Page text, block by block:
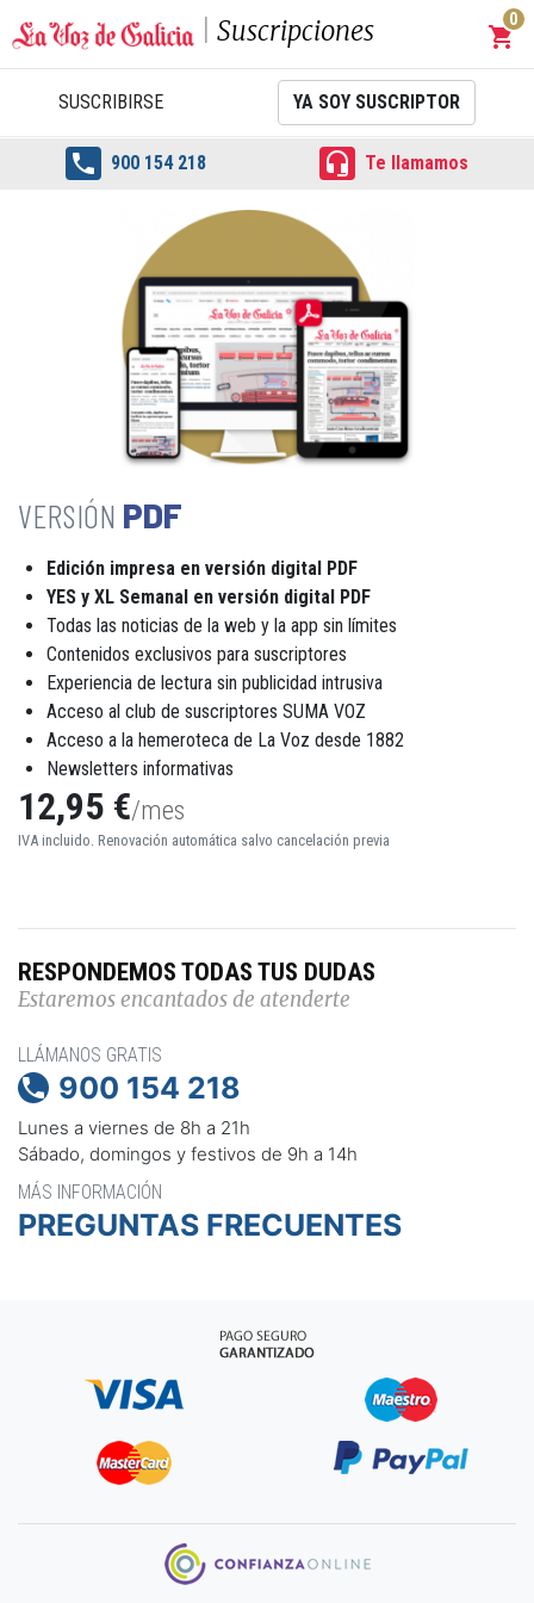
Suscripciones shopping_cart
0
SUSCRIBIRSE YA SOY SUSCRIPTOR
 900 154 218  Te llamamos
PDF
Edición impresa en versión digital PDF
YES y XL Semanal en versión digital PDF
Todas las noticias de la web y la app sin límites
Contenidos exclusivos para suscriptores
Experiencia de lectura sin publicidad intrusiva
Acceso al club de suscriptores SUMA VOZ
Acceso a la hemeroteca de La Voz desde 1882
Newsletters informativas
12,95 €/mes
IVA incluido. Renovación automática salvo cancelación previa
RESPONDEMOS TODAS TUS DUDAS
Estaremos encantados de atenderte
LLÁMANOS GRATIS
 900 154 218
Lunes a viernes de 8h a 21h
Sábado, domingos y festivos de 9h a 14h
MÁS INFORMACIÓN
PREGUNTAS FRECUENTES